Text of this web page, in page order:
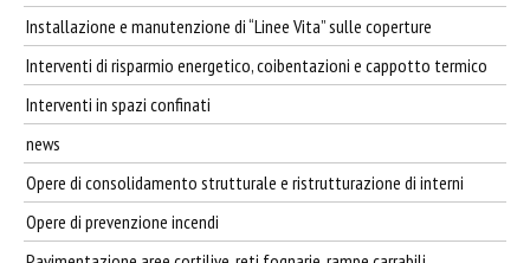
Installazione e manutenzione di “Linee Vita” sulle coperture
Interventi di risparmio energetico, coibentazioni e cappotto termico
Interventi in spazi confinati
news
Opere di consolidamento strutturale e ristrutturazione di interni
Opere di prevenzione incendi